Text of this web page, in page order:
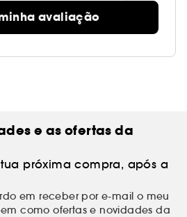
avaliação
e as ofertas da
tua próxima compra, após a
em receber por e-mail o meu
como ofertas e novidades da